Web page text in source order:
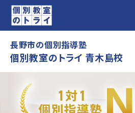
長野市の個別指導塾
個別教室のトライ 青木島校